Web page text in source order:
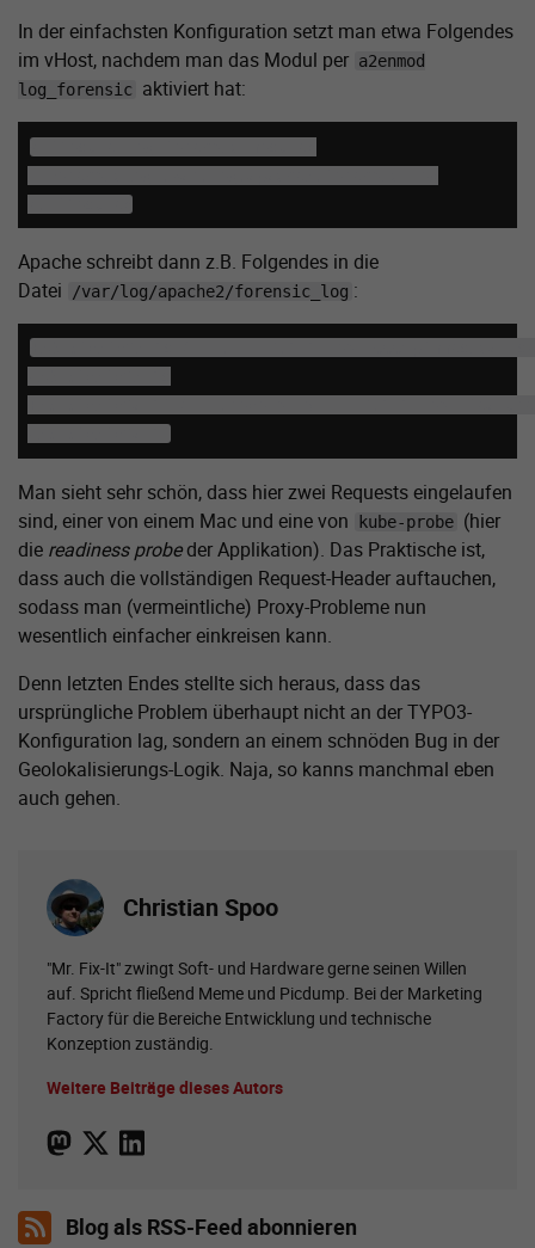
In der einfachsten Konfiguration setzt man etwa Folgendes
im vHost, nachdem man das Modul per a2enmod
log_forensic
aktiviert hat:
Apache schreibt dann z.B. Folgendes in die
Datei
/var/log/apache2/forensic_log :
Man sieht sehr schön, dass hier zwei Requests eingelaufen
sind, einer von einem Mac und eine von
kube-probe (hier
die readiness probeder Applikation). Das Praktische ist,
dass auch die vollständigen Request-Header auftauchen,
sodass man (vermeintliche) Proxy-Probleme nun
wesentlich einfacher einkreisen kann.
Denn letzten Endes stellte sich heraus, dass das
ursprüngliche Problem überhaupt nicht an der TYPO3-
Konfiguration lag, sondern an einem schnöden Bug in der
Geolokalisierungs-Logik. Naja, so kanns manchmal eben
auch gehen.
Christian Spoo
"Mr. Fix-It" zwingt Soft- und Hardware gerne seinen Willen
auf. Spricht fließend Meme und Picdump. Bei der Marketing
Factory für die Bereiche Entwicklung und technische
Konzeption zuständig.
Weitere Beiträge dieses Autors
Blog als RSS-Feed abonnieren